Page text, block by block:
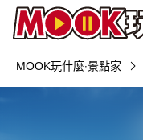
MOOK玩什麼‧景點家